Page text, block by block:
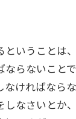
ということは
らないこと
なければなら
しなさいとか